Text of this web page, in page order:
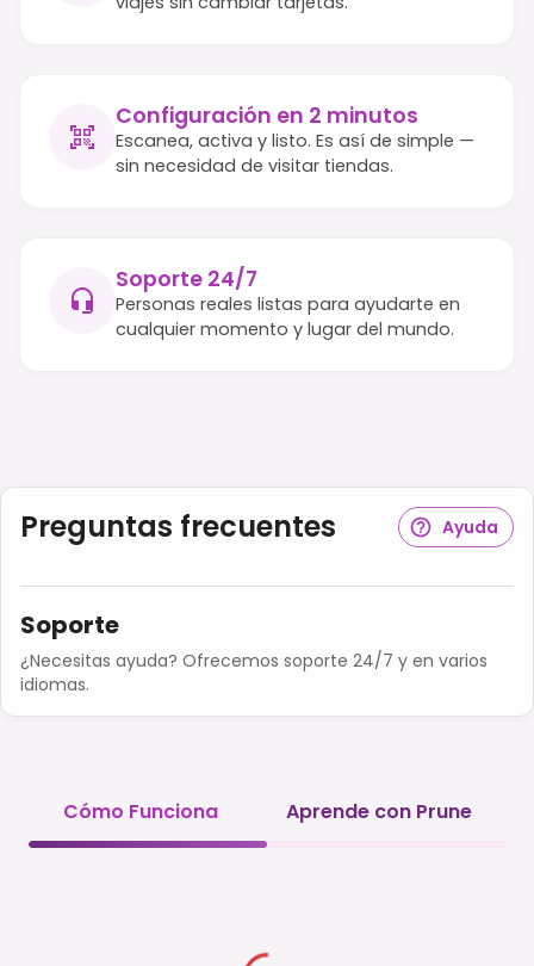
Configuración en 2 minutos
Escanea, activa y listo. Es así de simple —
sin necesidad de visitar tiendas.
Soporte 24/7
Personas reales listas para ayudarte en
cualquier momento y lugar del mundo.
Preguntas frecuentes Ayuda
Soporte
¿Necesitas ayuda? Ofrecemos soporte 24/7 y en varios
idiomas.
Cómo Funciona Aprende con Prune